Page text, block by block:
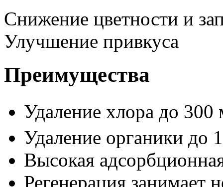
Снижение цветности и
Улучшение привкуса
Преимущества
Удаление хлора до 300
Удаление органики до
Высокая
Регенерация занимает